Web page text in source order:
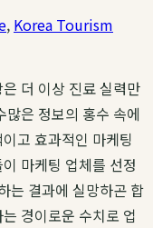
, Korea Tourism
더 이상 진료 실력만
은 정보의 홍수 속에
고 효과적인 마케팅
마케팅 업체를 선정
는 결과에 실망하곤 합
경이로운 수치로 업